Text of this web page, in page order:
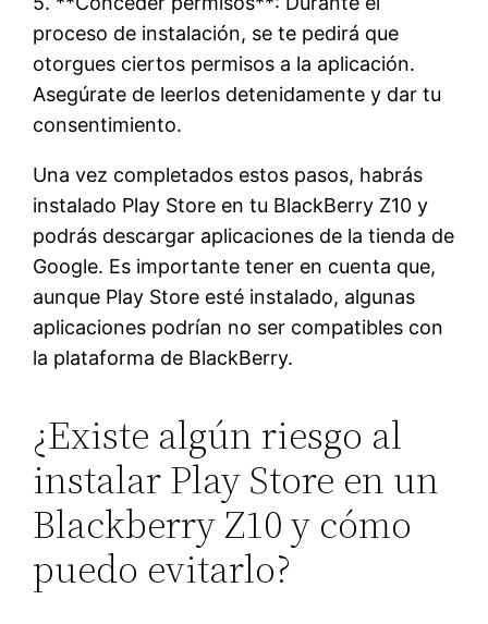
proceso de instalación, se te pedirá que
otorgues ciertos permisos a la aplicación.
Asegúrate de leerlos detenidamente y dar tu
consentimiento.
Una vez completados estos pasos, habrás
instalado Play Store en tu BlackBerry Z10 y
podrás descargar aplicaciones de la tienda de
Google. Es importante tener en cuenta que,
aunque Play Store esté instalado, algunas
aplicaciones podrían no ser compatibles con
la plataforma de BlackBerry.
¿Existe algún riesgo al
instalar Play Store en un
Blackberry Z10 y cómo
puedo evitarlo?